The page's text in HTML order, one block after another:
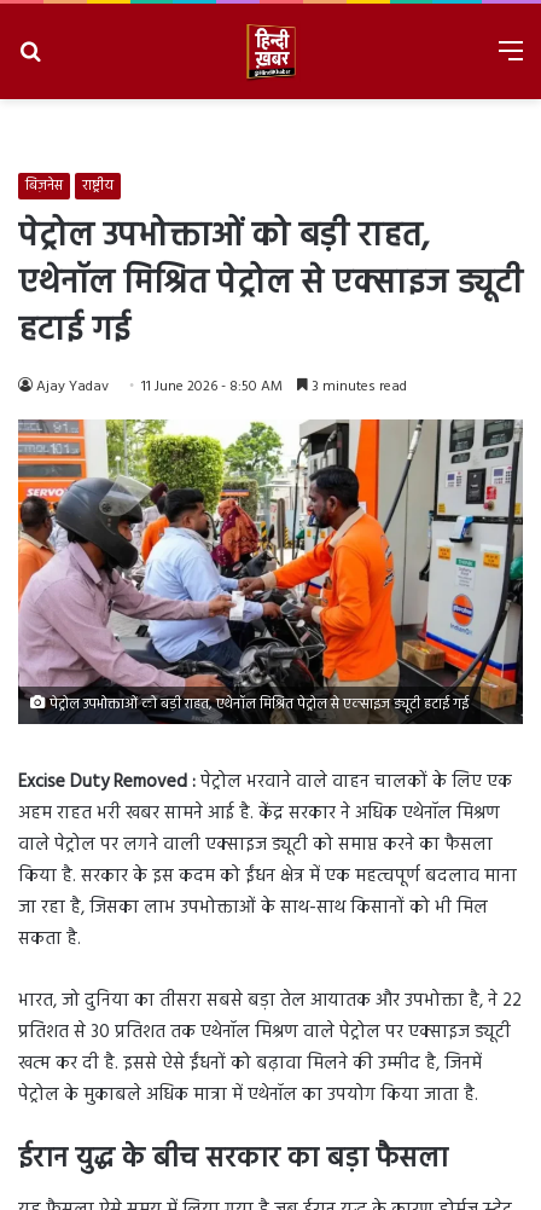
बिज़नेस राष्ट्रीय
पेट्रोल उपभोक्ताओं को बड़ी राहत,
एथेनॉल मिश्रित पेट्रोल से एक्साइज ड्यूटी
हटाई गई
Ajay Yadav 11 June 2026 - 8:50 AM 3 minutes read
पेट्रोल उपभोक्ताओं को बड़ी राहत, एथेनॉल मिश्रित पेट्रोल से एक्साइज ड्यूटी हटाई गई
Excise Duty Removed :पेट्रोल भरवाने वाले वाहन चालकों के लिए एक
अहम राहत भरी खबर सामने आई है. केंद्र सरकार ने अधिक एथेनॉल मिश्रण
वाले पेट्रोल पर लगने वाली एक्साइज ड्यूटी को समाप्त करने का फैसला
किया है. सरकार के इस कदम को ईंधन क्षेत्र में एक महत्वपूर्ण बदलाव माना
जा रहा है, जिसका लाभ उपभोक्ताओं के साथ-साथ किसानों को भी मिल
सकता है.
भारत, जो दुनिया का तीसरा सबसे बड़ा तेल आयातक और उपभोक्ता है, ने 22
प्रतिशत से 30 प्रतिशत तक एथेनॉल मिश्रण वाले पेट्रोल पर एक्साइज ड्यूटी
खत्म कर दी है. इससे ऐसे ईंधनों को बढ़ावा मिलने की उम्मीद है, जिनमें
पेट्रोल के मुकाबले अधिक मात्रा में एथेनॉल का उपयोग किया जाता है.
ईरान युद्ध के बीच सरकार का बड़ा फैसला